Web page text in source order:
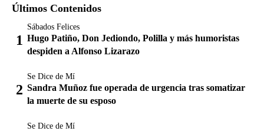
Últimos Contenidos
Sábados Felices
Hugo Patiño, Don Jediondo, Polilla y más humoristas
despiden a Alfonso Lizarazo
Se Dice de Mí
Sandra Muñoz fue operada de urgencia tras somatizar
la muerte de su esposo
Se Dice de Mí